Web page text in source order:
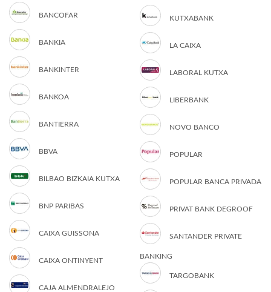
BANCOFAR
BANKIA
BANKINTER
BANKOA
BANTIERRA
BBVA
BILBAO BIZKAIA KUTXA
BNP PARIBAS
CAIXA GUISSONA
CAIXA ONTINYENT
CAJA ALMENDRALEJO
KUTXABANK
LA CAIXA
LABORAL KUTXA
LIBERBANK
NOVO BANCO
POPULAR
POPULAR BANCA PRIVADA
PRIVAT BANK DEGROOF
SANTANDER PRIVATE
BANKING
TARGOBANK